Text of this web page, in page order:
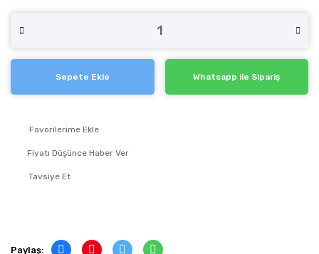
Sepete Ekle Whatsapp ile Sipariş
Fiyatı Düşünce Haber Ver
Tavsiye Et
Paylaş: